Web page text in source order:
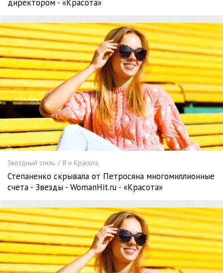
директором - «Красота»
Звездный стиль. / Я и Красота.
Степаненко скрывала от Петросяна многомиллионные
счета - Звезды - WomanHit.ru - «Красота»